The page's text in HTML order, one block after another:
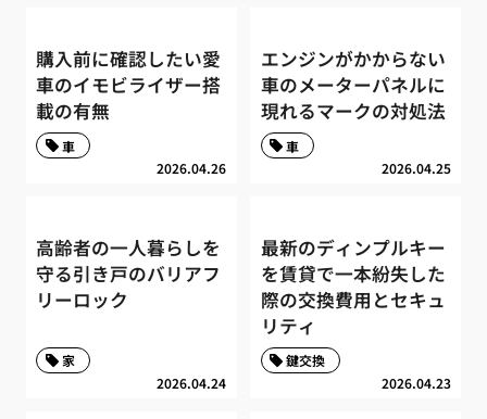
購入前に確認したい愛
車のイモビライザー搭
載の有無
2026.04.26
車
エンジンがかからない
車のメーターパネルに
現れるマークの対処法
2026.04.25
車
高齢者の一人暮らしを
守る引き戸のバリアフ
リーロック
2026.04.24
家
最新のディンプルキー
を賃貸で一本紛失した
際の交換費用とセキュ
リティ
2026.04.23
鍵交換